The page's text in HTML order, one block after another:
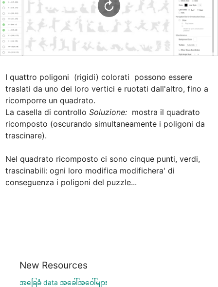
I quattro poligoni  (rigidi) colorati  possono essere
traslati da uno dei loro vertici e ruotati dall'altro, fino a
ricomporre un quadrato.
La casella di controllo Soluzione:
  mostra il quadrato
ricomposto (oscurando simultaneamente i poligoni da
trascinare).
Nel quadrato ricomposto ci sono cinque punti, verdi,
trascinabili: ogni loro modifica modifichera' di
conseguenza i poligoni del puzzle...
New Resources
အခြေခံ data အခေါ်အဝေါ်များ